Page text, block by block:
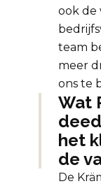
ook de
team
meer
ons te
Wat
het
de
De